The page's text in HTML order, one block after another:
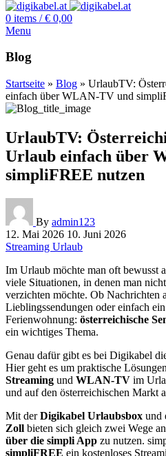
0 items / € 0,00
Menu
Blog
Startseite » Blog » UrlaubTV:
einfach über WLAN-TV und
UrlaubTV:
Urlaub einfach über
simpliFREE nutzen
By admin123
12. Mai 2026 10. Juni 2026
Streaming Urlaub
Im Urlaub möchte man oft bewusst
viele Situationen, in denen man
verzichten möchte. Ob Nachrichten
Lieblingssendungen oder einfach
Ferienwohnung: österreichische
ein wichtiges Thema.
Genau dafür gibt es bei Digikabel
Hier geht es um praktische
Streaming und WLAN-TV im
und auf den österreichischen Markt
Mit derDigikabel Urlaubsbox und
Zoll bieten sich gleich zwei Wege
über die simpli App zu nutzen.
simpliFREE ein kostenloses